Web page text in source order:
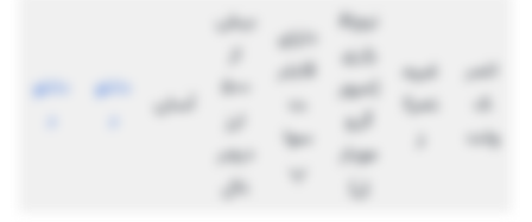
اتمی
ک
ولت
غیرم
تمرک
نرم‌اف
زاری
(مرور
گر و
موبای
ل)
دارای
قابلی
ت
سوا
پ
بیش
از
۵۰۰
ارز
دیجی
تال
آسان
دانلو
دانلو